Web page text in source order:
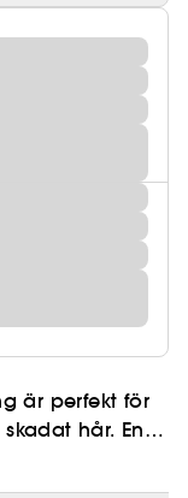
är perfekt för
hår. En 5
som snabbt